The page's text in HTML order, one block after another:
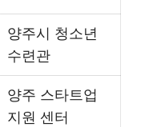
양주시 청소년
수련관
양주 스타트업
지원 센터